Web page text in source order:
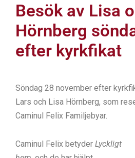
Besök av Lisa
Hörnberg
efter kyrkfikat
Söndag 28 november efter
Lars och Lisa Hörnberg, som
Caminul Felix Familjebyar.
Caminul Felix betyder Lyckligt